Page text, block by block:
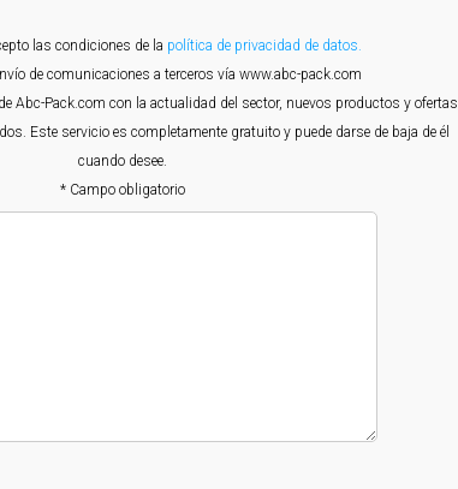
las condiciones de la política de privacidad de datos.
de comunicaciones a terceros vía www.abc-pack.com
Abc-Pack.com con la actualidad del sector, nuevos productos y ofertas
Este servicio es completamente gratuito y puede darse de baja de él
cuando desee.
* Campo obligatorio